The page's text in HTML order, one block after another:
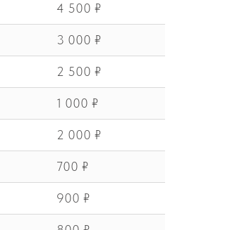
4 500 ₽
3 000 ₽
2 500 ₽
1 000 ₽
2 000 ₽
700 ₽
900 ₽